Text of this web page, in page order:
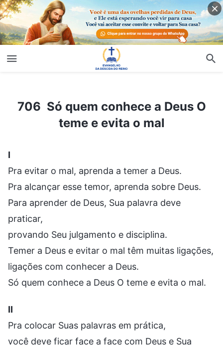
706 Só quem conhece a Deus O teme e evita o mal
706 Só quem conhece a Deus O
teme e evita o mal
I
Pra evitar o mal, aprenda a temer a Deus.
Pra alcançar esse temor, aprenda sobre Deus.
Para aprender de Deus, Sua palavra deve
praticar,
provando Seu julgamento e disciplina.
Temer a Deus e evitar o mal têm muitas ligações,
ligações com conhecer a Deus.
Só quem conhece a Deus O teme e evita o mal.
II
Pra colocar Suas palavras em prática,
você deve ficar face a face com Deus e Sua